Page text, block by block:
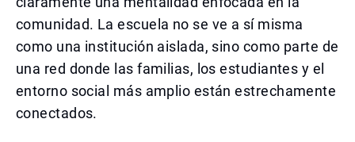
comunidad. La escuela no se ve a sí misma
como una institución aislada, sino como parte de
una red donde las familias, los estudiantes y el
entorno social más amplio están estrechamente
conectados.